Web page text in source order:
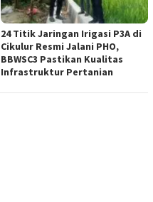
24 Titik Jaringan Irigasi P3A di
Cikulur Resmi Jalani PHO,
BBWSC3 Pastikan Kualitas
Infrastruktur Pertanian